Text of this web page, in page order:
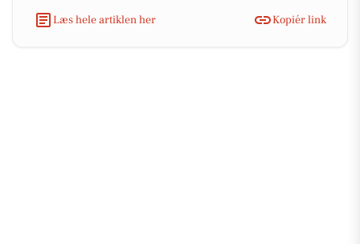
Læs hele artiklen her Kopiér link